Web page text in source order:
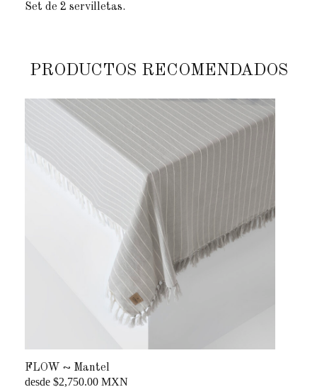
Set de 2 servilletas.
PRODUCTOS RECOMENDADOS
FLOW ~ Mantel
desde $2,750.00 MXN